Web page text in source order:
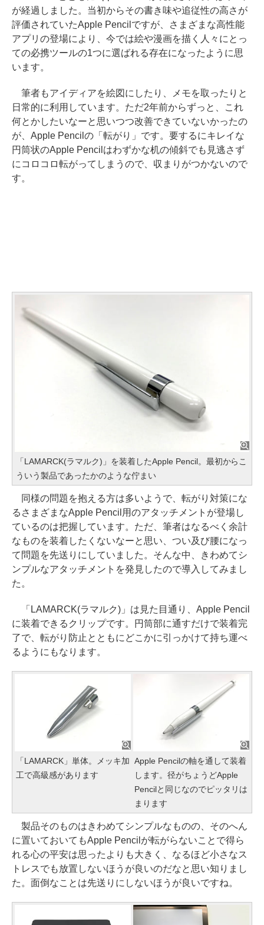
が経過しました。当初からその書き味や追従性の高さが
評価されていたApple Pencilですが、さまざまな高性能
アプリの登場により、今では絵や漫画を描く人々にとっ
ての必携ツールの1つに選ばれる存在になったように思
います。
筆者もアイディアを絵図にしたり、メモを取ったりと
日常的に利用しています。ただ2年前からずっと、これ
何とかしたいなーと思いつつ改善できていないかったの
が、Apple Pencilの「転がり」です。要するにキレイな
円筒状のApple Pencilはわずかな机の傾斜でも見逃さず
にコロコロ転がってしまうので、収まりがつかないので
す。
「LAMARCK(ラマルク)」を装着したApple Pencil。最初からこ
ういう製品であったかのような佇まい
同様の問題を抱える方は多いようで、転がり対策にな
るさまざまなApple Pencil用のアタッチメントが登場し
ているのは把握しています。ただ、筆者はなるべく余計
なものを装着したくないなーと思い、つい及び腰になっ
て問題を先送りにしていました。そんな中、きわめてシ
ンプルなアタッチメントを発見したので導入してみまし
た。
「LAMARCK(ラマルク)」は見た目通り、Apple Pencil
に装着できるクリップです。円筒部に通すだけで装着完
了で、転がり防止とともにどこかに引っかけて持ち運べ
るようにもなります。
「LAMARCK」単体。メッキ加
工で高級感があります
Apple Pencilの軸を通して装着
します。径がちょうどApple
Pencilと同じなのでピッタリは
まります
製品そのものはきわめてシンプルなものの、そのへん
に置いておいてもApple Pencilが転がらないことで得ら
れる心の平安は思ったよりも大きく、なるほど小さなス
トレスでも放置しないほうが良いのだなと思い知りまし
た。面倒なことは先送りにしないほうが良いですね。